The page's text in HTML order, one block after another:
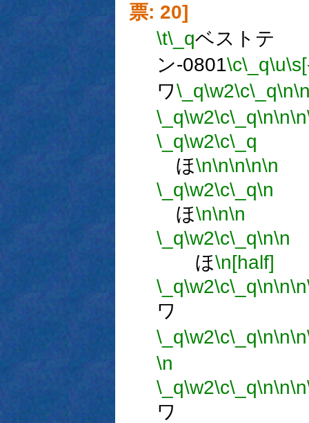
票: 20]
\t\_qベストテ
ン-0801\c\_q\u
ワ\_q\w2\c\_q\n
\_q\w2\c\_q\n\n\n
\_q\w2\c\_q
ほ\n\n\n\n\n
\_q\w2\c\_q\n
ほ\n\n\n
\_q\w2\c\_q\n\n
ほ\n[half]
\_q\w2\c\_q\n\n\n
ワ
\_q\w2\c\_q\n\n\n
\n
\_q\w2\c\_q\n\n\n
ワ